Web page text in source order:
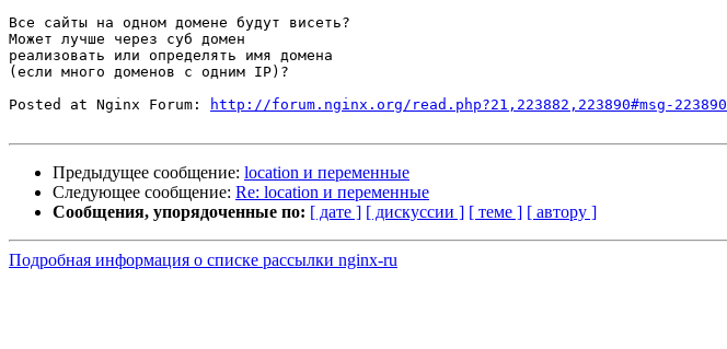
Все сайты на одном домене будут висеть?
Может лучше через суб домен
реализовать или определять имя домена
(если много доменов с одним IP)?
Posted at Nginx Forum:
http://forum.nginx.org/read.php?21,223882,223890#msg-223890
Предыдущее сообщение: location и переменные
Следующее сообщение: Re: location и переменные
Сообщения, упорядоченные по: [ дате ] [ дискуссии ] [ теме ] [ автору ]
Подробная информация о списке рассылки nginx-ru